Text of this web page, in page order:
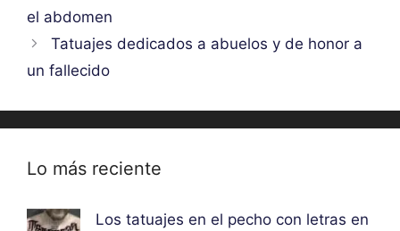
el abdomen
Tatuajes dedicados a abuelos y de honor a
un fallecido
Lo más reciente
Los tatuajes en el pecho con letras en